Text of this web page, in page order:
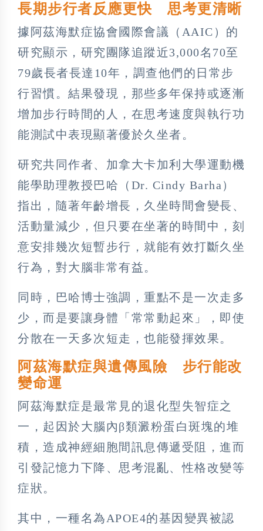
長期步行者反應更快 思考更清晰
據阿茲海默症協會國際會議（AAIC）的
研究顯示，研究團隊追蹤近3,000名70至
79歲長者長達10年，調查他們的日常步
行習慣。結果發現，那些多年保持或逐漸
增加步行時間的人，在思考速度與執行功
能測試中表現顯著優於久坐者。
研究共同作者、加拿大卡加利大學運動機
能學助理教授巴哈（Dr. Cindy Barha）
指出，隨著年齡增長，久坐時間會變長、
活動量減少，但只要在坐著的時間中，刻
意安排幾次短暫步行，就能有效打斷久坐
行為，對大腦非常有益。
同時，巴哈博士強調，重點不是一次走多
少，而是要讓身體「常常動起來」，即使
分散在一天多次短走，也能發揮效果。
阿茲海默症與遺傳風險 步行能改
變命運
阿茲海默症是最常見的退化型失智症之
一，起因於大腦內β類澱粉蛋白斑塊的堆
積，造成神經細胞間訊息傳遞受阻，進而
引發記憶力下降、思考混亂、性格改變等
症狀。
其中，一種名為APOE4的基因變異被認